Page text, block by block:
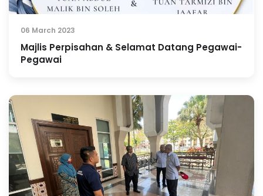
06 March 2023
Majlis Perpisahan & Selamat Datang Pegawai-
Pegawai